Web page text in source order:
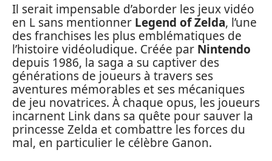
Il serait impensable d’aborder les jeux vidéo
en L sans mentionner Legend of Zelda, l’une
des franchises les plus emblématiques de
l’histoire vidéoludique. Créée par Nintendo
depuis 1986, la saga a su captiver des
générations de joueurs à travers ses
aventures mémorables et ses mécaniques
de jeu novatrices. À chaque opus, les joueurs
incarnent Link dans sa quête pour sauver la
princesse Zelda et combattre les forces du
mal, en particulier le célèbre Ganon.